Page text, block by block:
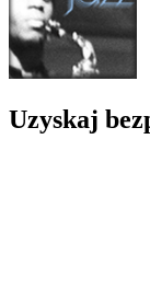
Uzyskaj